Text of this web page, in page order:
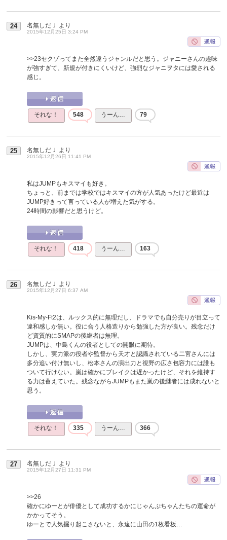
24 名無しだＪ より
2015年12月25日 3:24 PM
>>23セクゾってまた全然違うジャンルだと思う。ジャニーさんの趣味
が強すぎて、新規が付きにくいけど、強烈なジャニヲタには愛される
感じ。
それな！ 548 うーん… 79
25 名無しだＪ より
2015年12月26日 11:41 PM
私はJUMPもキスマイも好き。
ちょっと、前までは学校ではキスマイの方が人気あったけど最近は
JUMP好きって言っている人が増えた気がする。
24時間の影響だと思うけど。
それな！ 418 うーん… 163
26 名無しだＪ より
2015年12月27日 6:37 AM
Kis-My-Ft2は、ルックス的に無理だし、ドラマでも自分売りが目立って
違和感しか無い。役に合う人格造りから勉強した方が良い。残念だけ
ど資質的にSMAPの後継者は無理。
JUMPは、中島くんの役者としての開眼に期待。
しかし、実力派の役者や監督から天才と認識されている二宮さんには
多分追い付け無いし、松本さんの演出力と視野の広さ包容力には誰も
ついて行けない。嵐は確かにブレイクは遅かったけど、それを維持す
る力は蓄えていた。残念ながらJUMPもまた嵐の後継者には成れないと
思う。
それな！ 335 うーん… 366
27 名無しだＪ より
2015年12月27日 11:31 PM
>>26
確かにゆーとが俳優として成功するかにじゃんぷちゃんたちの運命が
かかってそう。
ゆーとで人気掘り起こさないと、永遠に山田の1枚看板…